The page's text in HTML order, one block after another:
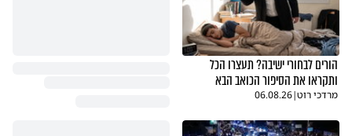
הורים לבחורי ישיבה? תעצרו הכל
ותקראו את הסיפור הכואב הבא
מרדכי רוט|
06.08.26